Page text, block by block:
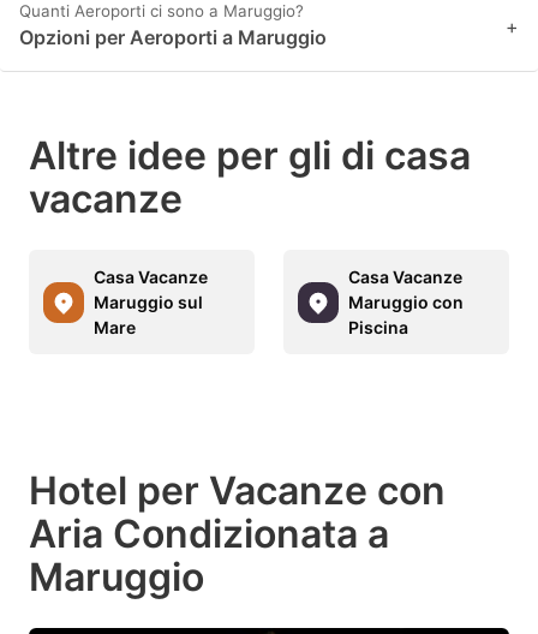
Quanti Aeroporti ci sono a Maruggio?
Opzioni per Aeroporti a Maruggio +
Altre idee per gli di casa
vacanze
Casa Vacanze
Maruggio sul
Mare
Casa Vacanze
Maruggio con
Piscina
Hotel per Vacanze con
Aria Condizionata a
Maruggio